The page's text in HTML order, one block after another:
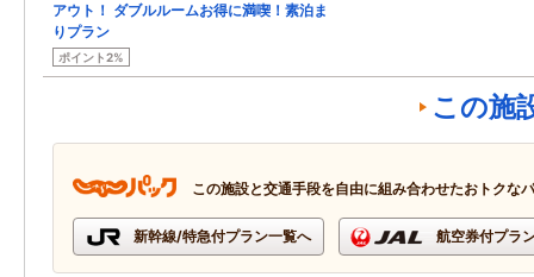
アウト！ ダブルルームお得に満喫！素泊ま
りプラン
ポイント2%
この施
この施設と交通手段を自由に組み合わせたおトクな
新幹線/特急付プラン一覧へ 航空券付プラ